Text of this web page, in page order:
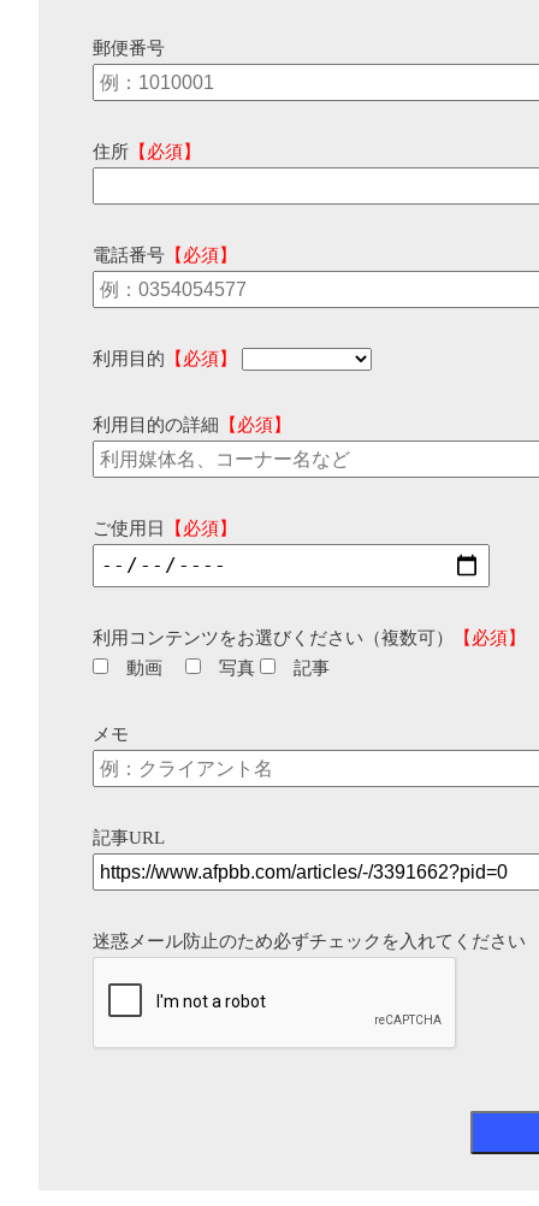
郵便番号
住所 【必須】
電話番号 【必須】
利用目的 【必須】
利用目的の詳細 【必須】
ご使用日 【必須】
利用コンテンツをお選びください（複数可）
【必須】
動画
写真 記事
メモ
記事URL
迷惑メール防止のため必ずチェックを入れてください